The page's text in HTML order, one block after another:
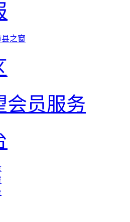
之窗
会员服务